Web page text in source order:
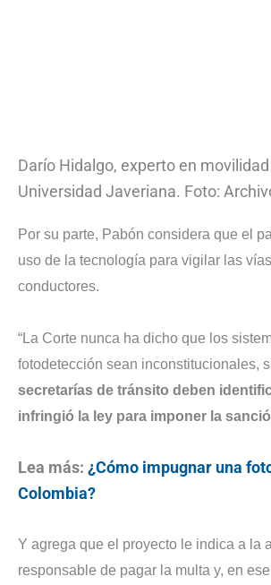
Darío Hidalgo, experto en
Universidad Javeriana. Foto:
Por su parte, Pabón considera que el
uso de la tecnología para vigilar las
conductores.
“La Corte nunca ha dicho que los
fotodetección sean inconstitucionales,
secretarías de tránsito deben
infringió la ley para imponer la
Lea más: ¿Cómo impugnar una
Colombia?
Y agrega que el proyecto le indica a la
responsable de pagar la multa y, en